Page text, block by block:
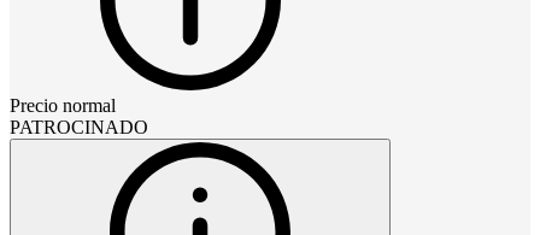
Precio normal
PATROCINADO